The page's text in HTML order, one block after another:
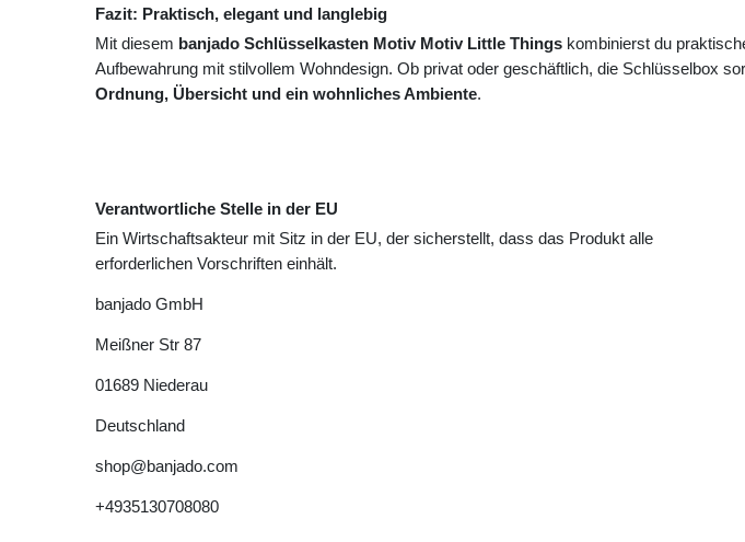
Fazit: Praktisch, elegant und langlebig
Mit diesem banjado Schlüsselkasten Motiv Motiv Little Things kombinierst du
Aufbewahrung mit stilvollem Wohndesign. Ob privat oder geschäftlich, die Schlüsselbox
Ordnung, Übersicht und ein wohnliches Ambiente.
Verantwortliche Stelle in der EU
Ein Wirtschaftsakteur mit Sitz in der EU, der sicherstellt, dass das Produkt alle
erforderlichen Vorschriften einhält.
banjado GmbH
Meißner Str 87
01689 Niederau
Deutschland
shop@banjado.com
+4935130708080